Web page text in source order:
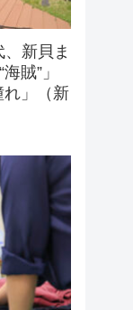
新貝ま
賊”」
れ」（新